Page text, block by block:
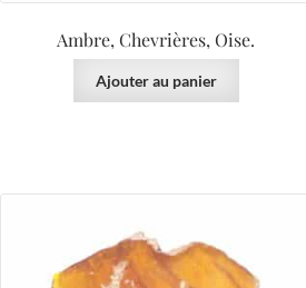
Ambre, Chevrières, Oise.
Ajouter au panier